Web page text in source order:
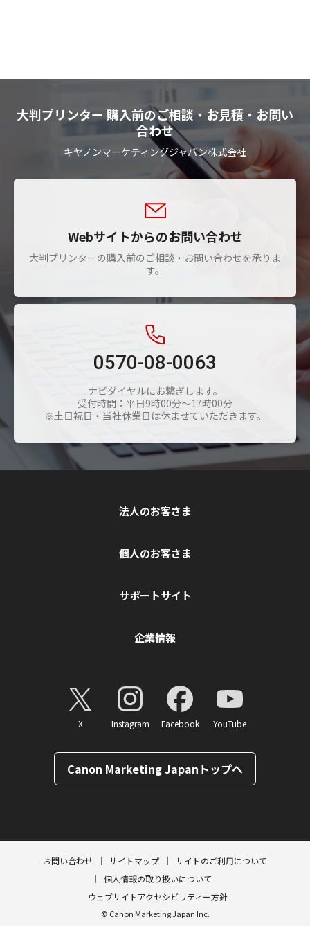
大判プリンター 購入前のご相談・お見積・お問い
合わせ
キヤノンマーケティングジャパン株式会社
Webサイトからのお問い合わせ
大判プリンターの購入前のご相談・お問い合わせを承りま
す。
0570-08-0063
ナビダイヤルにお繋ぎします。
受付時間：平日9時00分～17時00分
※土日祝日・当社休業日は休ませていただきます。
法人のお客さま
個人のお客さま
サポートサイト
企業情報
X Instagram Facebook YouTube
Canon Marketing Japanトップへ
お問い合わせ サイトマップ
サイトのご利用について
個人情報の取り扱いについて
ウェブサイトアクセシビリティー方針
© Canon Marketing Japan Inc.